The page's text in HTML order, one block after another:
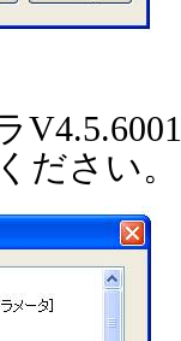
V4.5.6001
ださい。